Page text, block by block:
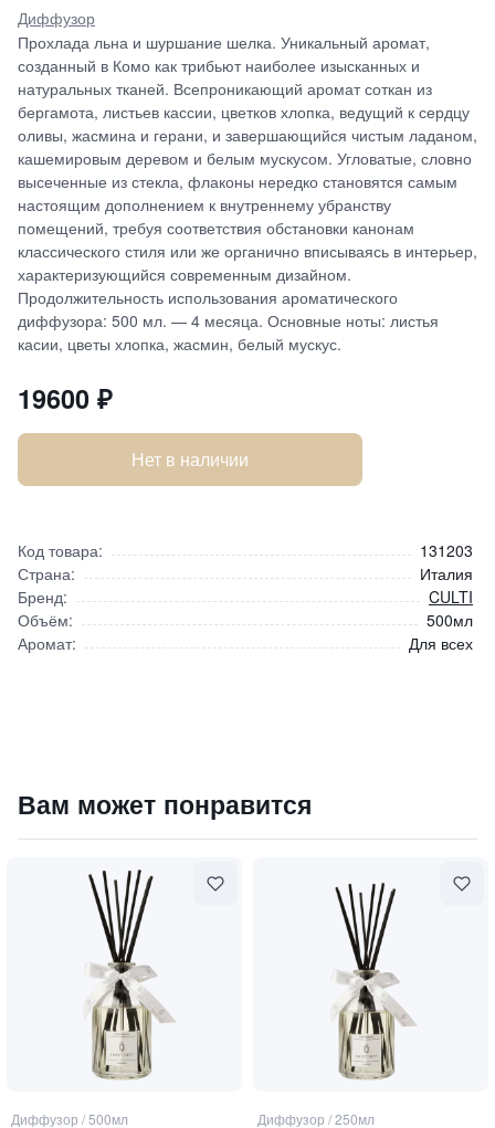
Диффузор
Прохлада льна и шуршание шелка. Уникальный аромат,
созданный в Комо как трибьют наиболее изысканных и
натуральных тканей. Всепроникающий аромат соткан из
бергамота, листьев кассии, цветков хлопка, ведущий к сердцу
оливы, жасмина и герани, и завершающийся чистым ладаном,
кашемировым деревом и белым мускусом. Угловатые, словно
высеченные из стекла, флаконы нередко становятся самым
настоящим дополнением к внутреннему убранству
помещений, требуя соответствия обстановки канонам
классического стиля или же органично вписываясь в интерьер,
характеризующийся современным дизайном.
Продолжительность использования ароматического
диффузора: 500 мл. — 4 месяца. Основные ноты: листья
касии, цветы хлопка, жасмин, белый мускус.
19600 ₽
Нет в наличии
Код товара:
131203
Страна:
Италия
Бренд:
CULTI
Объём:
500мл
Аромат:
Для всех
19600₽9 840 ₽
Вам может понравится
Диффузор /500мл Диффузор /250мл